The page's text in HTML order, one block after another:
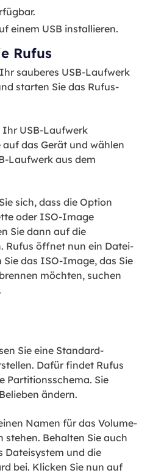
einem USB installieren.
Rufus
sauberes USB-Laufwerk
starten Sie das Rufus-
Ihr USB-Laufwerk
das Gerät und wählen
Laufwerk aus dem
sich, dass die Option
oder ISO-Image
Sie dann auf die
Rufus öffnet nun ein Datei-
Sie das ISO-Image, das Sie
möchten, suchen
Sie eine Standard-
Dafür findet Rufus
Partitionsschema. Sie
ändern.
Namen für das Volume-
stehen. Behalten Sie auch
Dateisystem und die
bei. Klicken Sie nun auf